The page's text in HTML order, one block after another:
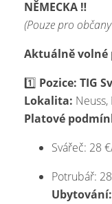
NĚMECKA ‼️
(Pouze pro
Aktuálně volné
1️⃣ Pozice: TIG
Lokalita:
Platové
Svářeč: 28
Potrubář:
Ubytování: